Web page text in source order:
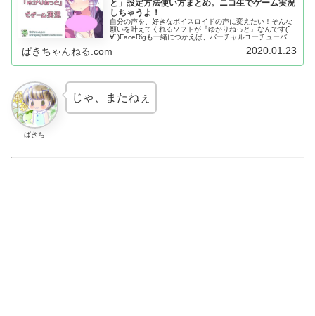
と」設定方法使い方まとめ。ニコ生でゲーム実況
しちゃうよ！
自分の声を、好きなボイスロイドの声に変えたい！そんな
願いを叶えてくれるソフトが『ゆかりねっと』なんです(ﾟ
∀ﾟ)FaceRigも一緒につかえば、バーチャルユーチューバー
ぱきちゃんねる.com 2020.01.23
ぱきち
じゃ、またねぇ